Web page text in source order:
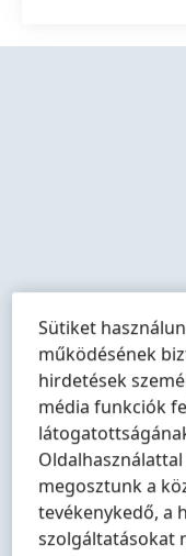
További
információk
További
információk
Sütiket
működésének
hirdetések
média funkciók
megosztunk a
tevékenykedő, a
szolgáltatásokat